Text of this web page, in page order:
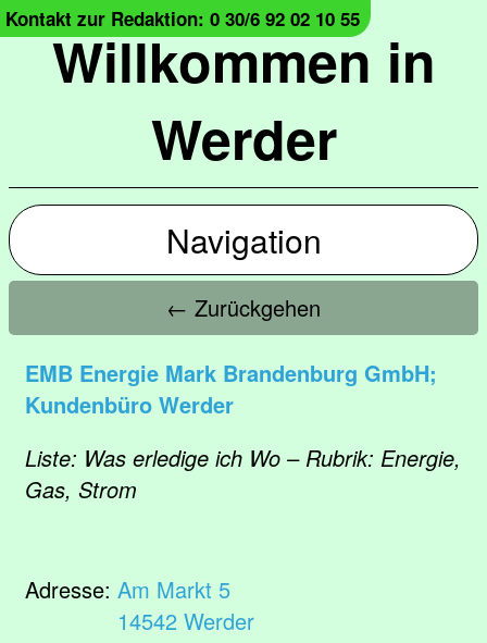
Willkommen in
Werder
Kontakt zur Redaktion: 0 30/6 92 02 10 55
Navigation
← Zurückgehen
EMB Energie Mark Brandenburg GmbH;
Kundenbüro Werder
Liste: Was erledige ich Wo – Rubrik: Energie,
Gas, Strom
Adresse: Am Markt 5
14542 Werder